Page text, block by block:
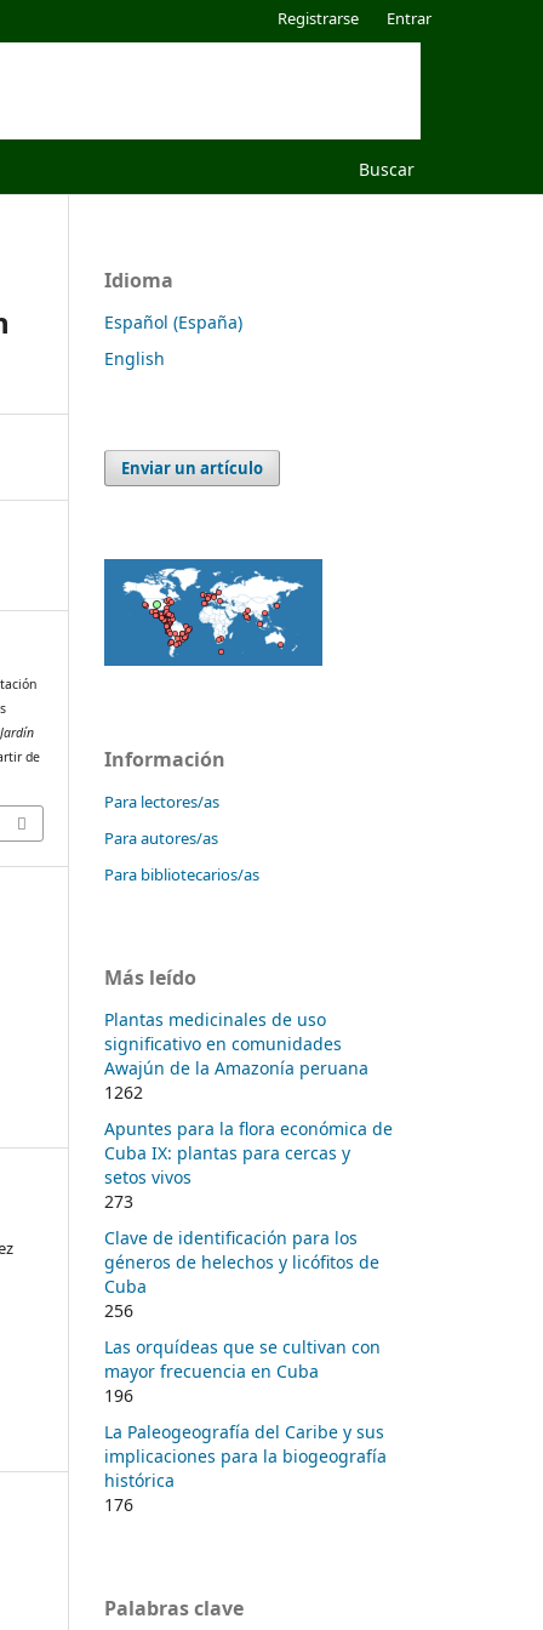
Buscar
Registrarse Entrar
de
Idioma
Español (España)
English
Enviar un artículo
Información
Para lectores/as
Para autores/as
Para bibliotecarios/as
Más leído
Plantas medicinales de uso
significativo en comunidades
Awajún de la Amazonía peruana
1262
Apuntes para la flora económica de
Cuba IX: plantas para cercas y
setos vivos
273
Clave de identificación para los
géneros de helechos y licófitos de
Cuba
256
Las orquídeas que se cultivan con
mayor frecuencia en Cuba
196
La Paleogeografía del Caribe y sus
implicaciones para la biogeografía
histórica
176
Palabras clave